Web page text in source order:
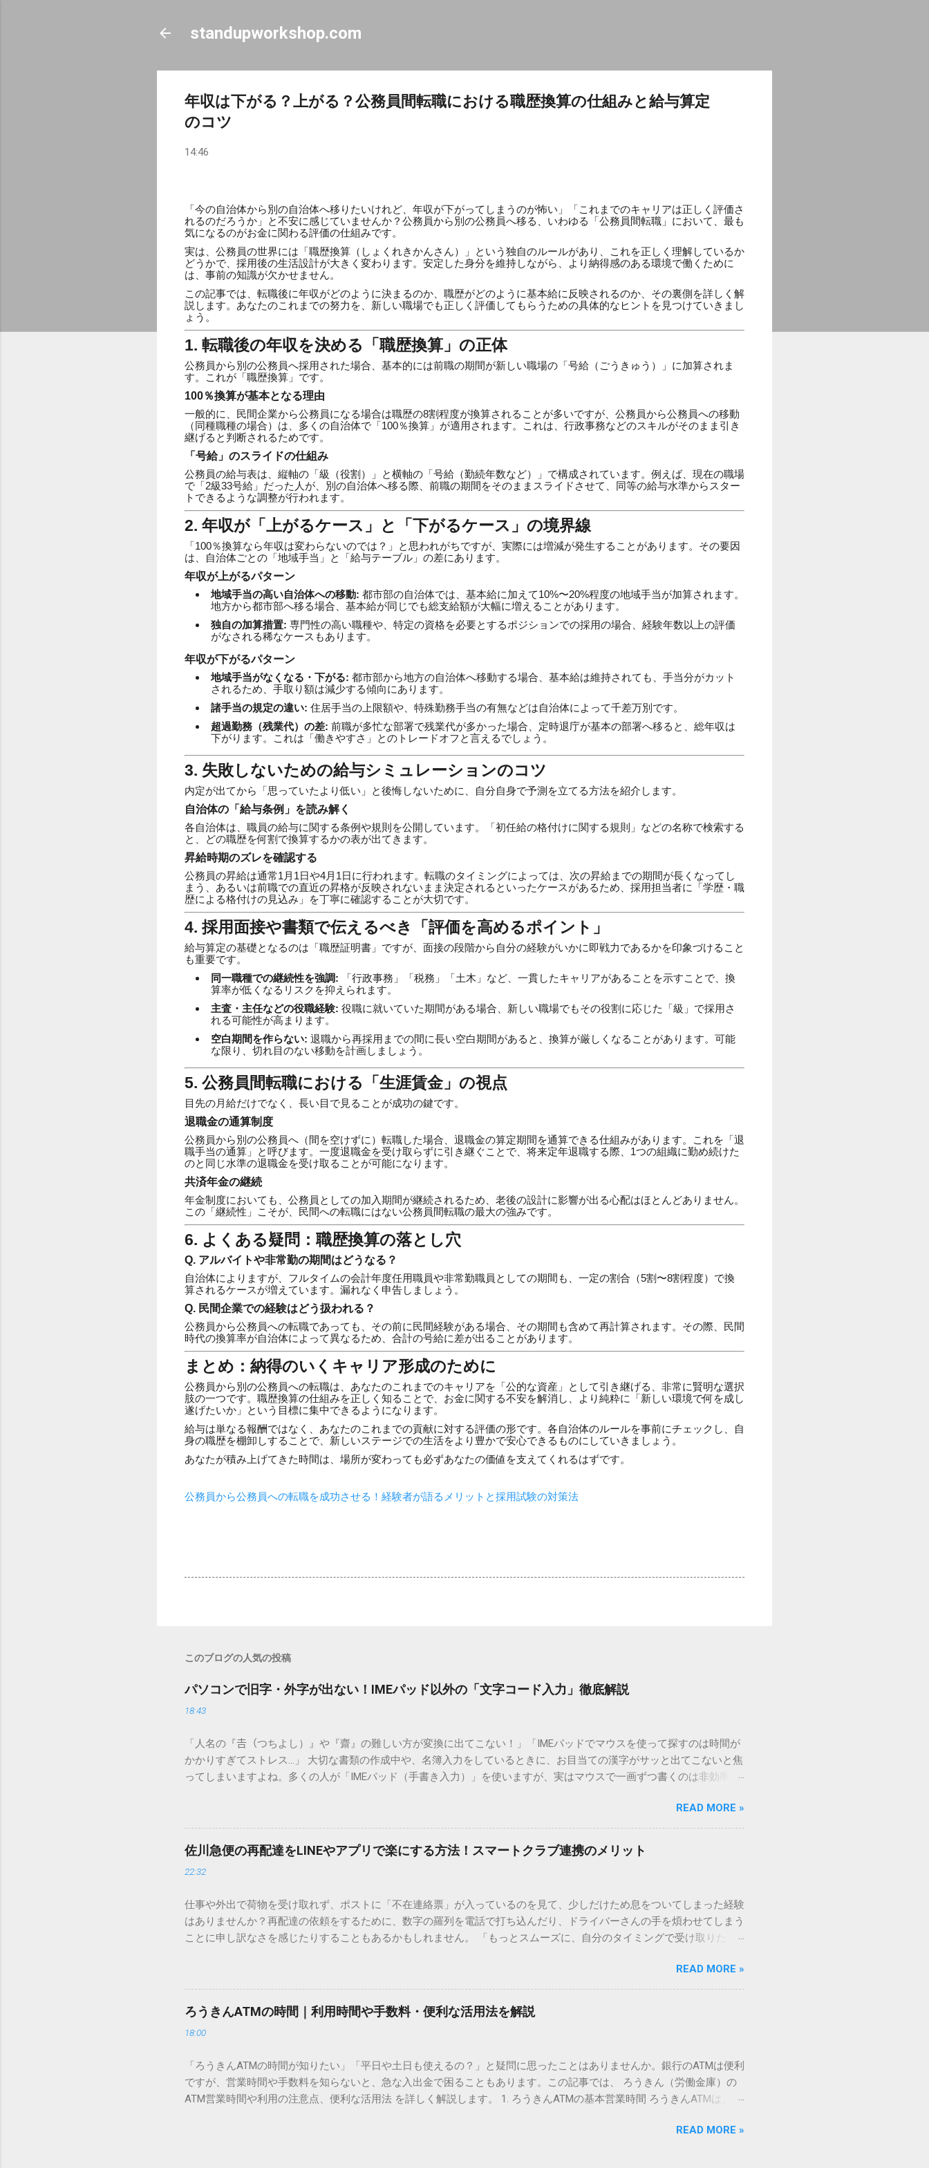
standupworkshop.com
年収は下がる？上がる？公務員間転職における職歴換算の仕組みと給与算定
のコツ
14:46
「今の自治体から別の自治体へ移りたいけれど、年収が下がってしまうのが怖い」「これまでのキャリアは正しく評価さ
れるのだろうか」と不安に感じていませんか？公務員から別の公務員へ移る、いわゆる「公務員間転職」において、最も
気になるのがお金に関わる評価の仕組みです。
実は、公務員の世界には「職歴換算（しょくれきかんさん）」という独自のルールがあり、これを正しく理解しているか
どうかで、採用後の生活設計が大きく変わります。安定した身分を維持しながら、より納得感のある環境で働くために
は、事前の知識が欠かせません。
この記事では、転職後に年収がどのように決まるのか、職歴がどのように基本給に反映されるのか、その裏側を詳しく解
説します。あなたのこれまでの努力を、新しい職場でも正しく評価してもらうための具体的なヒントを見つけていきまし
ょう。
1. 転職後の年収を決める「職歴換算」の正体
公務員から別の公務員へ採用された場合、基本的には前職の期間が新しい職場の「号給（ごうきゅう）」に加算されま
す。これが「職歴換算」です。
100％換算が基本となる理由
一般的に、民間企業から公務員になる場合は職歴の8割程度が換算されることが多いですが、公務員から公務員への移動
（同種職種の場合）は、多くの自治体で「100％換算」が適用されます。これは、行政事務などのスキルがそのまま引き
継げると判断されるためです。
「号給」のスライドの仕組み
公務員の給与表は、縦軸の「級（役割）」と横軸の「号給（勤続年数など）」で構成されています。例えば、現在の職場
で「2級33号給」だった人が、別の自治体へ移る際、前職の期間をそのままスライドさせて、同等の給与水準からスター
トできるような調整が行われます。
2. 年収が「上がるケース」と「下がるケース」の境界線
「100％換算なら年収は変わらないのでは？」と思われがちですが、実際には増減が発生することがあります。その要因
は、自治体ごとの「地域手当」と「給与テーブル」の差にあります。
年収が上がるパターン
地域手当の高い自治体への移動: 都市部の自治体では、基本給に加えて10%〜20%程度の地域手当が加算されます。
地方から都市部へ移る場合、基本給が同じでも総支給額が大幅に増えることがあります。
独自の加算措置: 専門性の高い職種や、特定の資格を必要とするポジションでの採用の場合、経験年数以上の評価
がなされる稀なケースもあります。
年収が下がるパターン
地域手当がなくなる・下がる: 都市部から地方の自治体へ移動する場合、基本給は維持されても、手当分がカット
されるため、手取り額は減少する傾向にあります。
諸手当の規定の違い: 住居手当の上限額や、特殊勤務手当の有無などは自治体によって千差万別です。
超過勤務（残業代）の差: 前職が多忙な部署で残業代が多かった場合、定時退庁が基本の部署へ移ると、総年収は
下がります。これは「働きやすさ」とのトレードオフと言えるでしょう。
3. 失敗しないための給与シミュレーションのコツ
内定が出てから「思っていたより低い」と後悔しないために、自分自身で予測を立てる方法を紹介します。
自治体の「給与条例」を読み解く
各自治体は、職員の給与に関する条例や規則を公開しています。「初任給の格付けに関する規則」などの名称で検索する
と、どの職歴を何割で換算するかの表が出てきます。
昇給時期のズレを確認する
公務員の昇給は通常1月1日や4月1日に行われます。転職のタイミングによっては、次の昇給までの期間が長くなってし
まう、あるいは前職での直近の昇格が反映されないまま決定されるといったケースがあるため、採用担当者に「学歴・職
歴による格付けの見込み」を丁寧に確認することが大切です。
4. 採用面接や書類で伝えるべき「評価を高めるポイント」
給与算定の基礎となるのは「職歴証明書」ですが、面接の段階から自分の経験がいかに即戦力であるかを印象づけること
も重要です。
同一職種での継続性を強調: 「行政事務」「税務」「土木」など、一貫したキャリアがあることを示すことで、換
算率が低くなるリスクを抑えられます。
主査・主任などの役職経験: 役職に就いていた期間がある場合、新しい職場でもその役割に応じた「級」で採用さ
れる可能性が高まります。
空白期間を作らない: 退職から再採用までの間に長い空白期間があると、換算が厳しくなることがあります。可能
な限り、切れ目のない移動を計画しましょう。
5. 公務員間転職における「生涯賃金」の視点
目先の月給だけでなく、長い目で見ることが成功の鍵です。
退職金の通算制度
公務員から別の公務員へ（間を空けずに）転職した場合、退職金の算定期間を通算できる仕組みがあります。これを「退
職手当の通算」と呼びます。一度退職金を受け取らずに引き継ぐことで、将来定年退職する際、1つの組織に勤め続けた
のと同じ水準の退職金を受け取ることが可能になります。
共済年金の継続
年金制度においても、公務員としての加入期間が継続されるため、老後の設計に影響が出る心配はほとんどありません。
この「継続性」こそが、民間への転職にはない公務員間転職の最大の強みです。
6. よくある疑問：職歴換算の落とし穴
Q. アルバイトや非常勤の期間はどうなる？
自治体によりますが、フルタイムの会計年度任用職員や非常勤職員としての期間も、一定の割合（5割〜8割程度）で換
算されるケースが増えています。漏れなく申告しましょう。
Q. 民間企業での経験はどう扱われる？
公務員から公務員への転職であっても、その前に民間経験がある場合、その期間も含めて再計算されます。その際、民間
時代の換算率が自治体によって異なるため、合計の号給に差が出ることがあります。
まとめ：納得のいくキャリア形成のために
公務員から別の公務員への転職は、あなたのこれまでのキャリアを「公的な資産」として引き継げる、非常に賢明な選択
肢の一つです。職歴換算の仕組みを正しく知ることで、お金に関する不安を解消し、より純粋に「新しい環境で何を成し
遂げたいか」という目標に集中できるようになります。
給与は単なる報酬ではなく、あなたのこれまでの貢献に対する評価の形です。各自治体のルールを事前にチェックし、自
身の職歴を棚卸しすることで、新しいステージでの生活をより豊かで安心できるものにしていきましょう。
あなたが積み上げてきた時間は、場所が変わっても必ずあなたの価値を支えてくれるはずです。
公務員から公務員への転職を成功させる！経験者が語るメリットと採用試験の対策法
このブログの人気の投稿
パソコンで旧字・外字が出ない！IMEパッド以外の「文字コード入力」徹底解説
18:43
「人名の『𠮷（つちよし）』や『齋』の難しい方が変換に出てこない！」「IMEパッドでマウスを使って探すのは時間が
かかりすぎてストレス…」 大切な書類の作成中や、名簿入力をしているときに、お目当ての漢字がサッと出てこないと焦
ってしまいますよね。多くの人が「IMEパッド（手書き入力）」を使いますが、実はマウスで一画ずつ書くのは非効率で
ードを打ち込むだけで一瞬で旧字や外字、特殊記号を呼び出す「文字コード入力」のテクニックを詳しく解説します。
この方法をマスターすれば、もう難しい漢字の入力で手を止める必要はありません。 1. なぜ「変換」しても旧字・外字
が出てこないのか？ そもそも、なぜ普通の変換で出てこない漢字があるのでしょうか。その理由は、パソコンが文字を
認識する仕組みにあります。 日本のパソコンで一般的に使われる漢字は、JIS規格（日本産業規格）によって「第1水
準」「第2水準」といった形で整理されています。しかし、人名や地名に使われる非常に古い漢字（旧字）や、特定の組
「Unicode（ユニコード）」や「JISコード」といった 文字コード です。パソコン上のすべての文字には、いわば「住
所」のような番号が割り振られています。変換候補に出ない文字でも、この住所（コード）を直接指定すれば、確実に呼
び出すことができるのです。 2. Windows標準機能！文字コードで漢字を出す「16進数入力」 最も汎用性が高く、特別な
できます。 具体的な手順（Unicode入力） 入力したい文字の「Unicode（例：20BB7）」を把握する。 入力モードを「半
角」にする（※重要）。 **「20BB7」**と入力する。 直後にキーボードの**[Alt]キーを押しながら[X]キー**を押す。 入
力した数字が、一瞬で対応する漢字（例：𠮷）に変換されます。 注記： この方法は、特にMicrosoft Wordで非常に強力
READ MORE »
佐川急便の再配達をLINEやアプリで楽にする方法！スマートクラブ連携のメリット
22:32
仕事や外出で荷物を受け取れず、ポストに「不在連絡票」が入っているのを見て、少しだけため息をついてしまった経験
はありませんか？再配達の依頼をするために、数字の羅列を電話で打ち込んだり、ドライバーさんの手を煩わせてしまう
ことに申し訳なさを感じたりすることもあるかもしれません。 「もっとスムーズに、自分のタイミングで受け取りた
ビス「スマートクラブ」と、LINEや公式アプリの連携です。これらを活用するだけで、再配達のストレスは驚くほど軽く
なります。この記事では、忙しい毎日をサポートする便利な受け取り術と、連携による具体的なメリットを徹底解説しま
す。 佐川急便の再配達が劇的に変わる「スマートクラブ」とは？ まず押さえておきたいのが、佐川急便の個人向け無料
会員サービス「スマートクラブ」です。これは、荷物の配送状況をリアルタイムで管理するための基盤となるサービスで
す。 以前はウェブサイトを開いてログインする手間がありましたが、現在はLINEやアプリと紐付けることで、その利便
じめ配達時間を変更するといった先回りの対応が可能になります。 LINE連携で「不在連絡票」とおさらばできる理由 日
本国内で最も利用されているコミュニケーションアプリ「LINE」を佐川急便と連携させると、荷物の受け取り体験が一変
します。 1. トーク画面からワンタップで依頼 不在連絡票に記載されたQRコードを読み取る手間すら、過去のものになり
接届きます。そのまま画面上のボタンをタップするだけで、希望の日時や場所を指定して再配達を依頼できます。 2. 24
READ MORE »
ろうきんATMの時間｜利用時間や手数料・便利な活用法を解説
18:00
「ろうきんATMの時間が知りたい」「平日や土日も使えるの？」と疑問に思ったことはありませんか。銀行のATMは便利
ですが、営業時間や手数料を知らないと、急な入出金で困ることもあります。この記事では、 ろうきん（労働金庫）の
ATM営業時間や利用の注意点、便利な活用法 を詳しく解説します。 1. ろうきんATMの基本営業時間 ろうきんATMは、利
日：休止（※一部店舗では土曜日のみ利用可能） 店舗内ATMは、銀行窓口と同じ営業時間で利用でき、 窓口での対応も
READ MORE »